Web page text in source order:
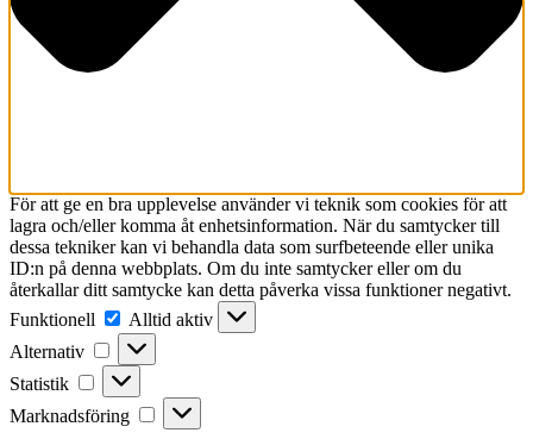
För att ge en bra upplevelse använder vi teknik som cookies för att
lagra och/eller komma åt enhetsinformation. När du samtycker till
dessa tekniker kan vi behandla data som surfbeteende eller unika
ID:n på denna webbplats. Om du inte samtycker eller om du
återkallar ditt samtycke kan detta påverka vissa funktioner negativt.
Funktionell
Funktionell
Alltid aktiv
Alternativ
Alternativ
Statistik Statistik
Marknadsföring Marknadsföring